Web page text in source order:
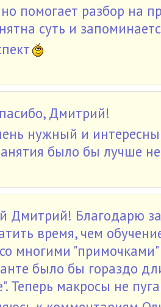
помогает разбор на
суть и
Дмитрий!
нужный и
было бы лучше
Дмитрий! Благодарю
время, чем
многими
было бы гораздо
Теперь макросы не